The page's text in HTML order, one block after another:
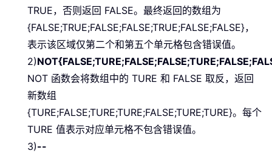
TRUE，否则返回 FALSE。最终返回的数组为
{FALSE;TRUE;FALSE;FALSE;TRUE;FALSE;FALSE}，
表示该区域仅第二个和第五个单元格包含错误值。
2)
NOT 函数会将数组中的 TURE 和 FALSE 取反，返回
新数组
{TURE;FALSE;TURE;TURE;FALSE;TURE;TURE}。每个
TURE 值表示对应单元格不包含错误值。
3)--